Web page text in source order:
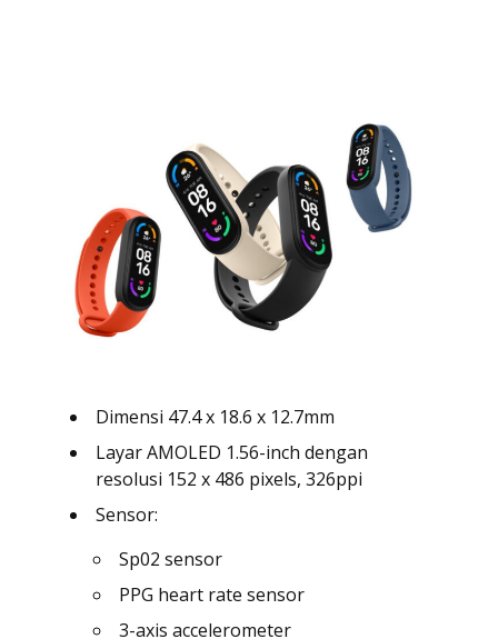
Dimensi 47.4 x 18.6 x 12.7mm
Layar AMOLED 1.56-inch dengan
resolusi 152 x 486 pixels, 326ppi
Sensor:
Sp02 sensor
PPG heart rate sensor
3-axis accelerometer